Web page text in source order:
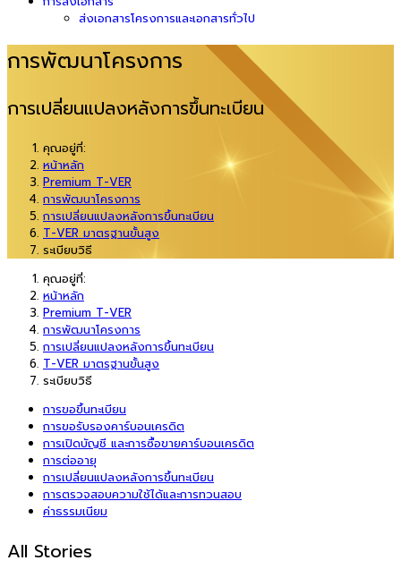
ส่งเอกสารโครงการและเอกสารทั่วไป
การพัฒนาโครงการ
การเปลี่ยนแปลงหลังการขึ้นทะเบียน
คุณอยู่ที่:
หน้าหลัก
Premium T-VER
การพัฒนาโครงการ
การเปลี่ยนแปลงหลังการขึ้นทะเบียน
T-VER มาตรฐานขั้นสูง
ระเบียบวิธี
คุณอยู่ที่:
หน้าหลัก
Premium T-VER
การพัฒนาโครงการ
การเปลี่ยนแปลงหลังการขึ้นทะเบียน
T-VER มาตรฐานขั้นสูง
ระเบียบวิธี
การขอขึ้นทะเบียน
การขอรับรองคาร์บอนเครดิต
การเปิดบัญชี และการซื้อขายคาร์บอนเครดิต
การต่ออายุ
การเปลี่ยนแปลงหลังการขึ้นทะเบียน
การตรวจสอบความใช้ได้และการทวนสอบ
ค่าธรรมเนียม
All Stories